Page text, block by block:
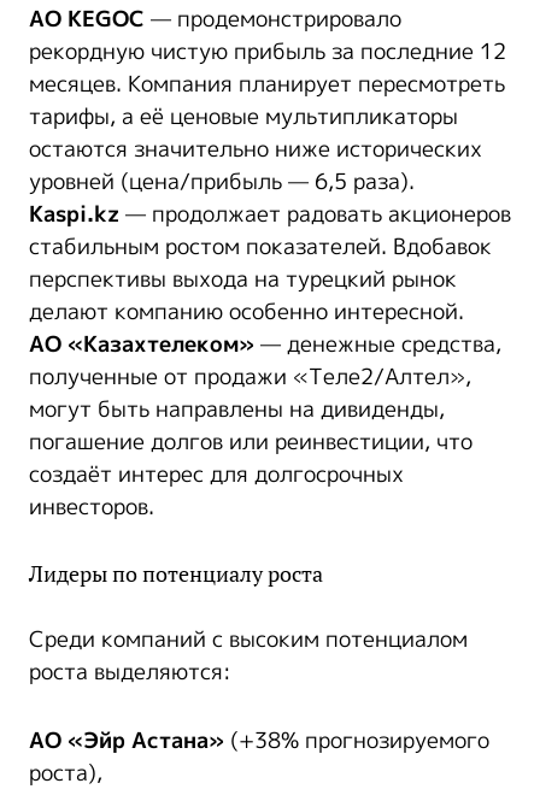
АО KEGOC — продемонстрировало
рекордную чистую прибыль за последние 12
месяцев. Компания планирует пересмотреть
тарифы, а её ценовые мультипликаторы
остаются значительно ниже исторических
уровней (цена/прибыль — 6,5 раза).
Kaspi.kz — продолжает радовать акционеров
стабильным ростом показателей. Вдобавок
перспективы выхода на турецкий рынок
делают компанию особенно интересной.
АО «Казахтелеком» — денежные средства,
полученные от продажи «Теле2/Алтел»,
могут быть направлены на дивиденды,
погашение долгов или реинвестиции, что
создаёт интерес для долгосрочных
инвесторов.
Лидеры по потенциалу роста
Среди компаний с высоким потенциалом
роста выделяются:
АО «Эйр Астана» (+38% прогнозируемого
роста),